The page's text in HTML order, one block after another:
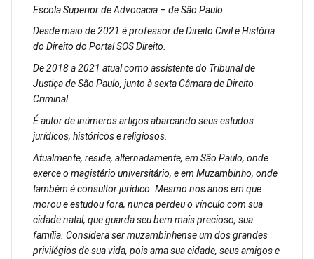
Escola Superior de Advocacia – de São Paulo.
Desde maio de 2021 é professor de Direito Civil e História
do Direito do Portal SOS Direito.
De 2018 a 2021 atual como assistente do Tribunal de
Justiça de São Paulo, junto à sexta Câmara de Direito
Criminal.
É autor de inúmeros artigos abarcando seus estudos
jurídicos, históricos e religiosos.
Atualmente, reside, alternadamente, em São Paulo, onde
exerce o magistério universitário, e em Muzambinho, onde
também é consultor jurídico. Mesmo nos anos em que
morou e estudou fora, nunca perdeu o vínculo com sua
cidade natal, que guarda seu bem mais precioso, sua
família. Considera ser muzambinhense um dos grandes
privilégios de sua vida, pois ama sua cidade, seus amigos e